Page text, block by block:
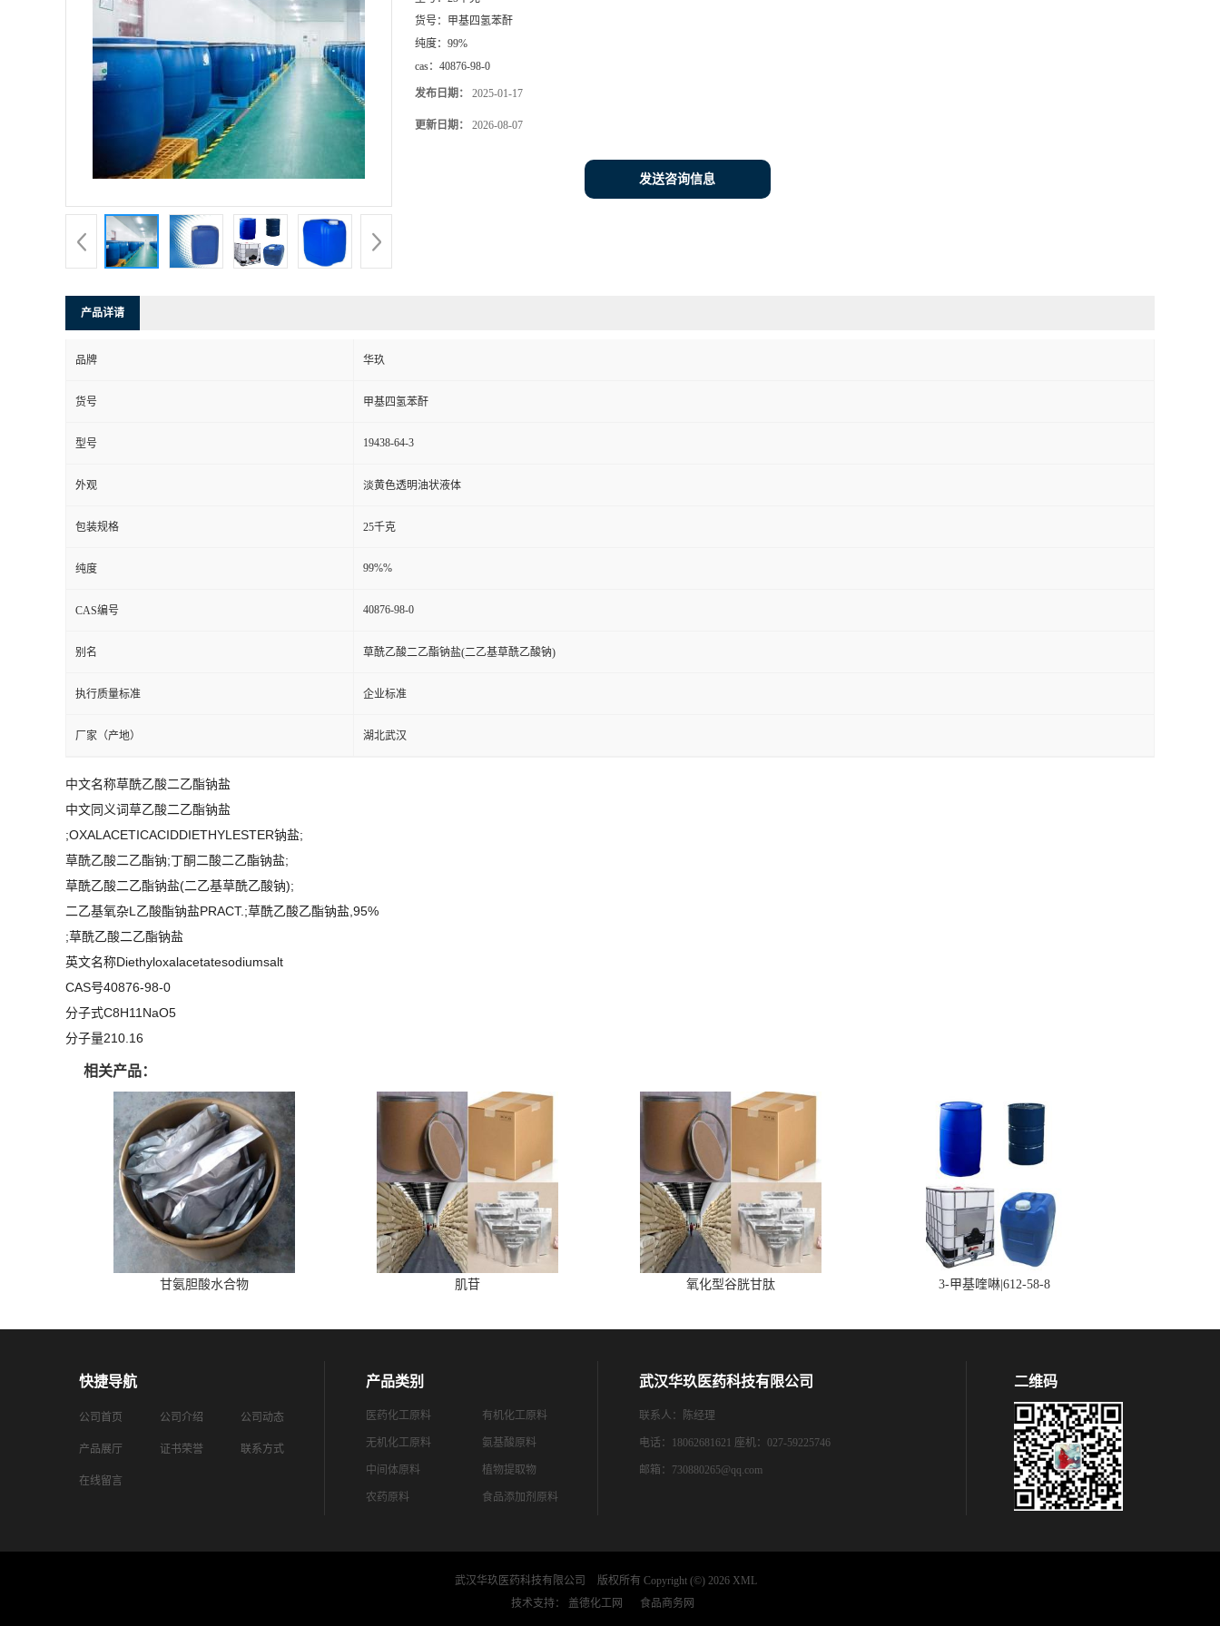
货号： 甲基四氢苯酐
纯度： 99%
cas： 40876-98-0
发布日期： 2025-01-17
更新日期： 2026-08-07
发送咨询信息
产品详请
品牌 华玖
货号 甲基四氢苯酐
型号 19438-64-3
外观 淡黄色透明油状液体
包装规格 25千克
纯度 99%%
CAS编号 40876-98-0
别名 草酰乙酸二乙酯钠盐(二乙基草酰乙酸钠)
执行质量标准 企业标准
厂家（产地） 湖北武汉
中文名称草酰乙酸二乙酯钠盐
中文同义词草乙酸二乙酯钠盐
;OXALACETICACIDDIETHYLESTER钠盐;
草酰乙酸二乙酯钠;丁酮二酸二乙酯钠盐;
草酰乙酸二乙酯钠盐(二乙基草酰乙酸钠);
二乙基氧杂L乙酸酯钠盐PRACT.;草酰乙酸乙酯钠盐,95%
;草酰乙酸二乙酯钠盐
英文名称Diethyloxalacetatesodiumsalt
CAS号40876-98-0
分子式C8H11NaO5
分子量210.16
相关产品：
甘氨胆酸水合物 肌苷 氧化型谷胱甘肽 3-甲基喹啉|612-58-8
快捷导航
公司首页 公司介绍 公司动态
产品展厅 证书荣誉 联系方式
在线留言
产品类别
医药化工原料 有机化工原料
无机化工原料 氨基酸原料
中间体原料 植物提取物
农药原料 食品添加剂原料
武汉华玖医药科技有限公司
联系人：陈经理
电话：18062681621 座机：027-59225746
邮箱： 730880265@qq.com
二维码
武汉华玖医药科技有限公司 版权所有 Copyright (©) 2026 XML
技术支持： 盖德化工网 食品商务网